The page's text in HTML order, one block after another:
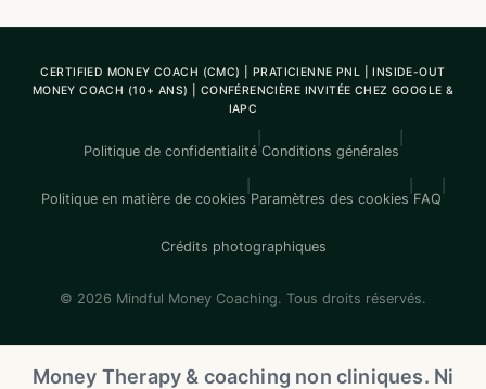
CERTIFIED MONEY COACH (CMC) | PRATICIENNE PNL | INSIDE-OUT
MONEY COACH (10+ ANS) | CONFÉRENCIÈRE INVITÉE CHEZ GOOGLE &
IAPC
Politique de confidentialité Conditions générales
Politique en matière de cookies Paramètres des cookies FAQ
Crédits photographiques
© 2026 Mindful Money Coaching. Tous droits réservés.
Money Therapy & coaching non cliniques. Ni